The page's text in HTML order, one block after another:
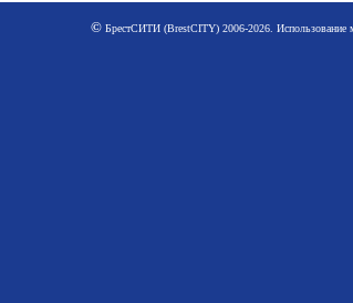
©БрестСИТИ (BrestCITY) 2006-2026. Использование